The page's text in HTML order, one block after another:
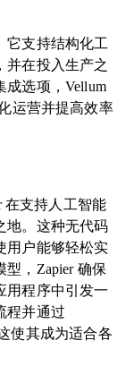
它支持结构化工
并在投入生产之
成选项，Vellum
运营并提高效率
在支持人工智能
地。这种无代码
用户能够轻松实
，Zapier 确保
用程序中引发一
程并通过
使其成为适合各